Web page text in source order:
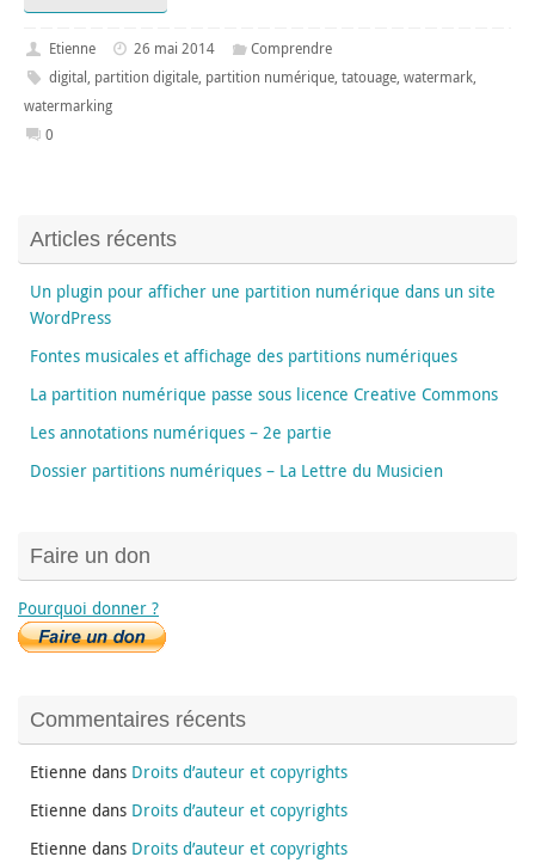
Etienne 26 mai 2014
Comprendre
digital, partition digitale, partition numérique, tatouage, watermark,
watermarking
0
Articles récents
Un plugin pour afficher une partition numérique dans un site
WordPress
Fontes musicales et affichage des partitions numériques
La partition numérique passe sous licence Creative Commons
Les annotations numériques – 2e partie
Dossier partitions numériques – La Lettre du Musicien
Faire un don
Pourquoi donner ?
Commentaires récents
Etienne dans Droits d’auteur et copyrights
Etienne dans Droits d’auteur et copyrights
Etienne dans Droits d’auteur et copyrights